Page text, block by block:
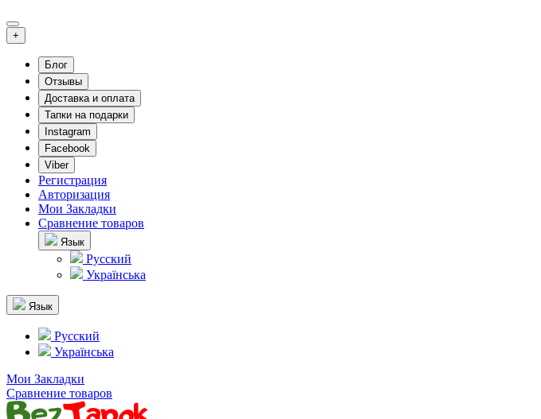
+
Блог
Отзывы
Доставка и оплата
Тапки на подарки
Instagram
Facebook
Viber
Регистрация
Авторизация
Мои Закладки
Сравнение товаров
Язык
Русский
Українська
Язык
Русский
Українська
Мои Закладки
Сравнение товаров